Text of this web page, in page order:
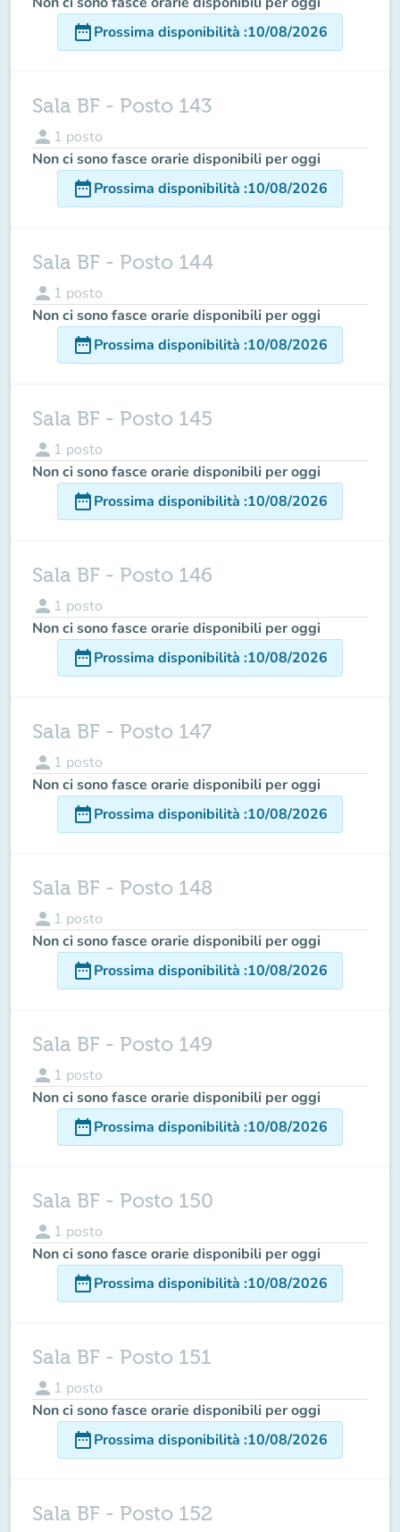
date_rangeProssima disponibilità :10/08/2026
Sala BF - Posto 143
person 1 posto
Non ci sono fasce orarie disponibili per oggi
date_rangeProssima disponibilità :10/08/2026
Sala BF - Posto 144
person 1 posto
Non ci sono fasce orarie disponibili per oggi
date_rangeProssima disponibilità :10/08/2026
Sala BF - Posto 145
person 1 posto
Non ci sono fasce orarie disponibili per oggi
date_rangeProssima disponibilità :10/08/2026
Sala BF - Posto 146
person 1 posto
Non ci sono fasce orarie disponibili per oggi
date_rangeProssima disponibilità :10/08/2026
Sala BF - Posto 147
person 1 posto
Non ci sono fasce orarie disponibili per oggi
date_rangeProssima disponibilità :10/08/2026
Sala BF - Posto 148
person 1 posto
Non ci sono fasce orarie disponibili per oggi
date_rangeProssima disponibilità :10/08/2026
Sala BF - Posto 149
person 1 posto
Non ci sono fasce orarie disponibili per oggi
date_rangeProssima disponibilità :10/08/2026
Sala BF - Posto 150
person 1 posto
Non ci sono fasce orarie disponibili per oggi
date_rangeProssima disponibilità :10/08/2026
Sala BF - Posto 151
person 1 posto
Non ci sono fasce orarie disponibili per oggi
date_rangeProssima disponibilità :10/08/2026
Sala BF - Posto 152